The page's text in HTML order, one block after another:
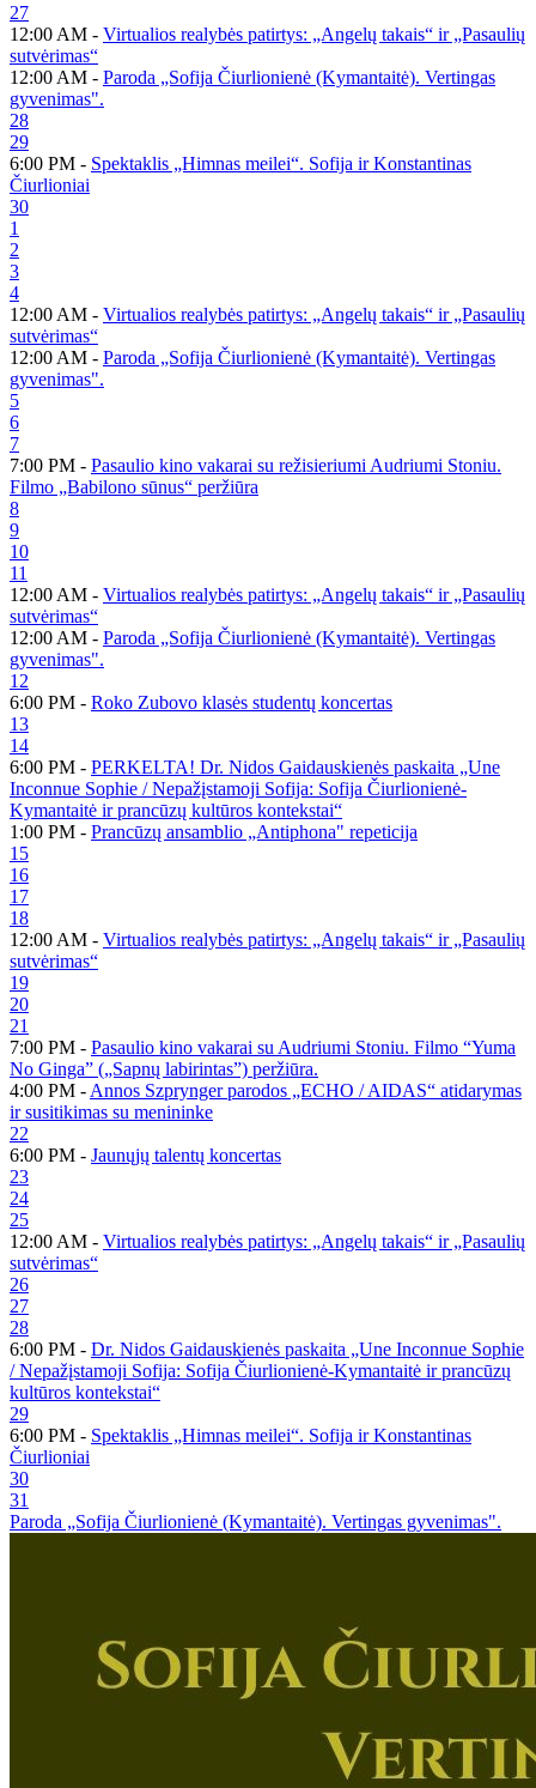
27
12:00 AM - Virtualios realybės patirtys: „Angelų takais“ ir „Pasaulių
sutvėrimas“
12:00 AM - Paroda „Sofija Čiurlionienė (Kymantaitė). Vertingas
gyvenimas".
28
29
6:00 PM - Spektaklis „Himnas meilei“. Sofija ir Konstantinas
Čiurlioniai
30
1
2
3
4
12:00 AM - Virtualios realybės patirtys: „Angelų takais“ ir „Pasaulių
sutvėrimas“
12:00 AM - Paroda „Sofija Čiurlionienė (Kymantaitė). Vertingas
gyvenimas".
5
6
7
7:00 PM - Pasaulio kino vakarai su režisieriumi Audriumi Stoniu.
Filmo „Babilono sūnus“ peržiūra
8
9
10
11
12:00 AM - Virtualios realybės patirtys: „Angelų takais“ ir „Pasaulių
sutvėrimas“
12:00 AM - Paroda „Sofija Čiurlionienė (Kymantaitė). Vertingas
gyvenimas".
12
6:00 PM - Roko Zubovo klasės studentų koncertas
13
14
6:00 PM - PERKELTA! Dr. Nidos Gaidauskienės paskaita „Une
Inconnue Sophie / Nepažįstamoji Sofija: Sofija Čiurlionienė-
Kymantaitė ir prancūzų kultūros kontekstai“
1:00 PM - Prancūzų ansamblio „Antiphona" repeticija
15
16
17
18
12:00 AM - Virtualios realybės patirtys: „Angelų takais“ ir „Pasaulių
sutvėrimas“
19
20
21
7:00 PM - Pasaulio kino vakarai su Audriumi Stoniu. Filmo “Yuma
No Ginga” („Sapnų labirintas”) peržiūra.
4:00 PM - Annos Szprynger parodos „ECHO / AIDAS“ atidarymas
ir susitikimas su menininke
22
6:00 PM - Jaunųjų talentų koncertas
23
24
25
12:00 AM - Virtualios realybės patirtys: „Angelų takais“ ir „Pasaulių
sutvėrimas“
26
27
28
6:00 PM - Dr. Nidos Gaidauskienės paskaita „Une Inconnue Sophie
/ Nepažįstamoji Sofija: Sofija Čiurlionienė-Kymantaitė ir prancūzų
kultūros kontekstai“
29
6:00 PM - Spektaklis „Himnas meilei“. Sofija ir Konstantinas
Čiurlioniai
30
31
Paroda „Sofija Čiurlionienė (Kymantaitė). Vertingas gyvenimas".